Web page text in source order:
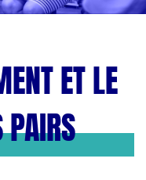
ET LE
PAIRS